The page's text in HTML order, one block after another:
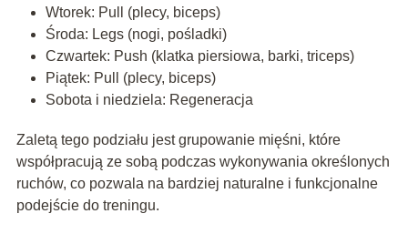
Wtorek: Pull (plecy, biceps)
Środa: Legs (nogi, pośladki)
Czwartek: Push (klatka piersiowa, barki, triceps)
Piątek: Pull (plecy, biceps)
Sobota i niedziela: Regeneracja
Zaletą tego podziału jest grupowanie mięśni, które
współpracują ze sobą podczas wykonywania określonych
ruchów, co pozwala na bardziej naturalne i funkcjonalne
podejście do treningu.